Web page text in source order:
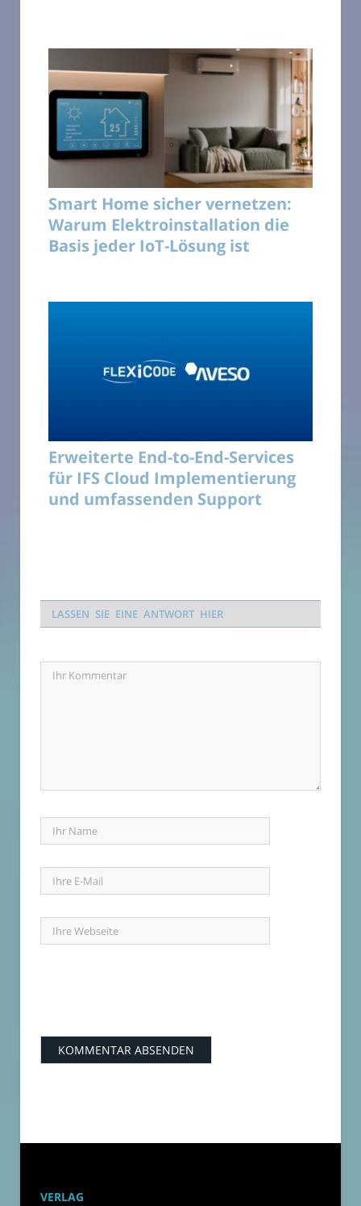
Smart Home sicher vernetzen:
Warum Elektroinstallation die
Basis jeder IoT-Lösung ist
Erweiterte End-to-End-Services
für IFS Cloud Implementierung
und umfassenden Support
LASSEN SIE EINE ANTWORT HIER
VERLAG